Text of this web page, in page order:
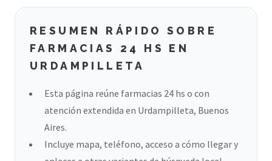
RESUMEN RÁPIDO SOBRE
FARMACIAS 24 HS EN
URDAMPILLETA
Esta página reúne farmacias 24 hs o con
atención extendida en Urdampilleta, Buenos
Aires.
Incluye mapa, teléfono, acceso a cómo llegar y